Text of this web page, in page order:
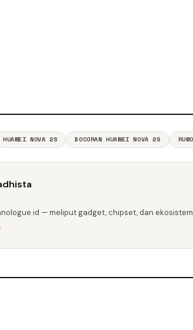
HUAWEI NOVA 2S BOCORAN HUAWEI NOVA 2S
— meliput gadget, chipset, dan